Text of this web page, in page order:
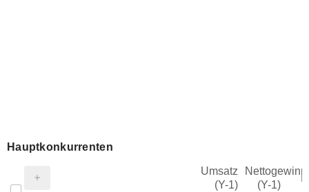
Hauptkonkurrenten
Umsatz
(Y-1)
Nettogewinn
(Y-1)